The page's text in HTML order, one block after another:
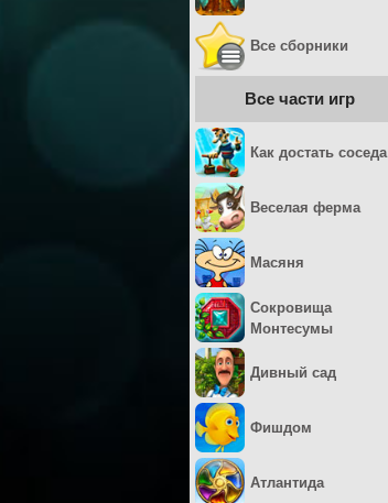
Все сборники
Все части игр
Как достать соседа
Веселая ферма
Масяня
Сокровища
Монтесумы
Дивный сад
Фишдом
Атлантида